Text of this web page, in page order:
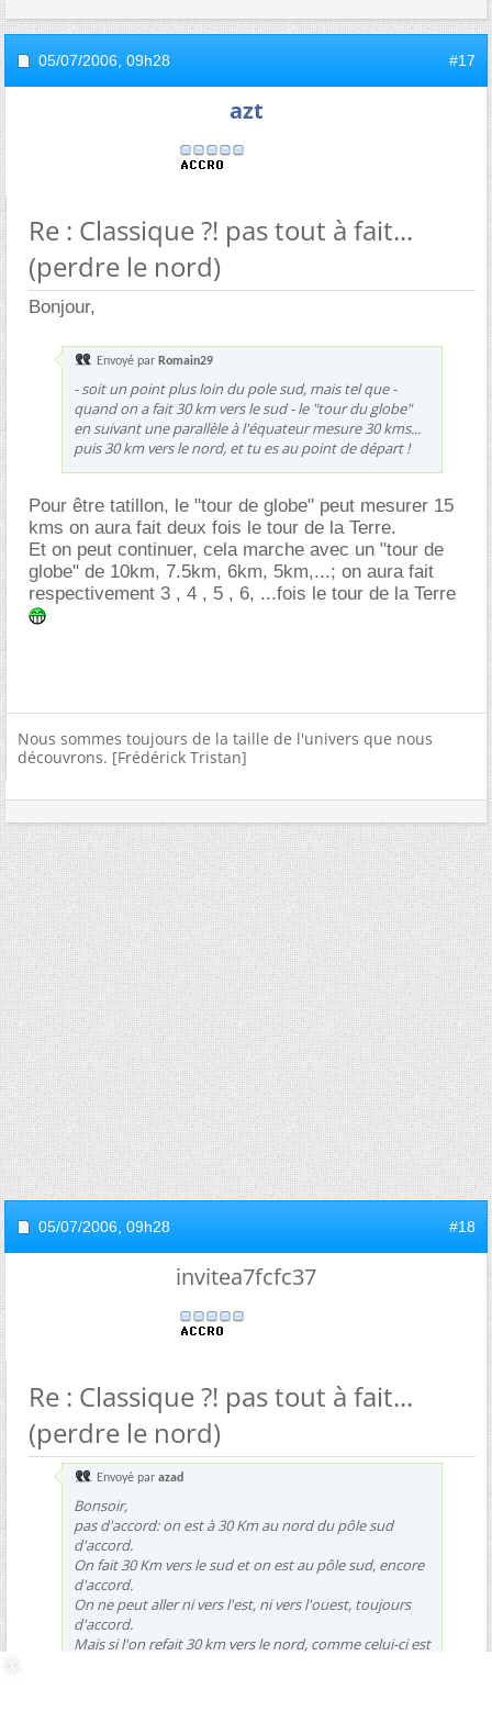
05/07/2006, 09h28 #17
azt
Re : Classique ?! pas tout à fait...
(perdre le nord)
Bonjour,
Envoyé par Romain29
- soit un point plus loin du pole sud, mais tel que -
quand on a fait 30 km vers le sud - le "tour du globe"
en suivant une parallèle à l'équateur mesure 30 kms...
puis 30 km vers le nord, et tu es au point de départ !
Pour être tatillon, le "tour de globe" peut mesurer 15
kms on aura fait deux fois le tour de la Terre.
Et on peut continuer, cela marche avec un "tour de
globe" de 10km, 7.5km, 6km, 5km,...; on aura fait
respectivement 3 , 4 , 5 , 6, ...fois le tour de la Terre
Nous sommes toujours de la taille de l'univers que nous
découvrons. [Frédérick Tristan]
05/07/2006, 09h28 #18
invitea7fcfc37
Re : Classique ?! pas tout à fait...
(perdre le nord)
Envoyé par azad
Bonsoir,
pas d'accord: on est à 30 Km au nord du pôle sud
d'accord.
On fait 30 Km vers le sud et on est au pôle sud, encore
d'accord.
On ne peut aller ni vers l'est, ni vers l'ouest, toujours
d'accord.
Mais si l'on refait 30 km vers le nord, comme celui-ci est